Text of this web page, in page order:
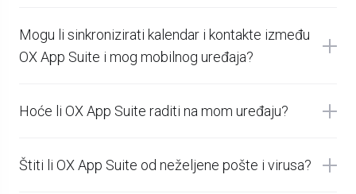
Mogu li sinkronizirati kalendar i kontakte između
OX App Suite i mog mobilnog uređaja?
Hoće li OX App Suite raditi na mom uređaju?
Štiti li OX App Suite od neželjene pošte i virusa?